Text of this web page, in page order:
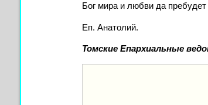
Бог мира и любви да
Еп. Анатолий.
Томские Епархиальные